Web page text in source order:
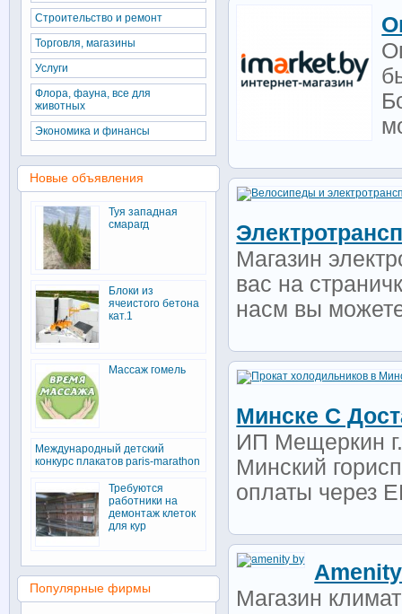
Магазин
вас на
насм вы
Минске С
ИП Мещеркин
Минский
оплаты через
Магазин
Строительство и ремонт
Торговля, магазины
Услуги
Флора, фауна, все для
животных
Экономика и финансы
Новые объявления
Туя западная
смарагд
Блоки из
ячеистого бетона
кат.1
Массаж гомель
Международный детский
конкурс плакатов paris-marathon
Требуются
работники на
демонтаж клеток
для кур
Популярные фирмы